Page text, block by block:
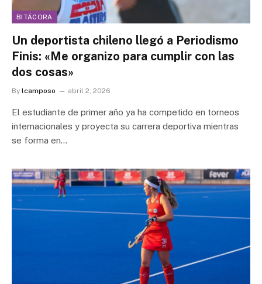
BITÁCORA
Un deportista chileno llegó a Periodismo
Finis: «Me organizo para cumplir con las
dos cosas»
By lcamposo abril 2, 2026
El estudiante de primer año ya ha competido en torneos
internacionales y proyecta su carrera deportiva mientras
se forma en…